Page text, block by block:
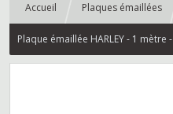
Accueil Plaques émaillées
Plaque émaillée HARLEY - 1 mètre -